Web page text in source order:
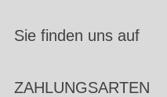
Sie finden uns auf
ZAHLUNGSARTEN